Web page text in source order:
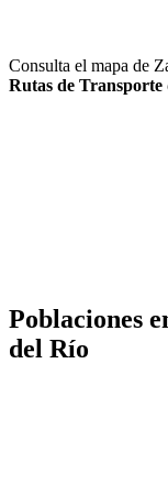
Consulta el mapa de
Rutas de
Poblaciones
del Río